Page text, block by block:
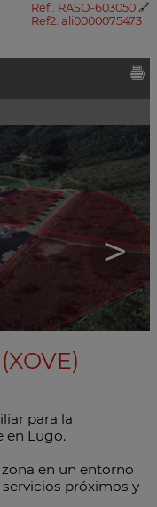
Ref.. RASO-603050 🔗
Ref2. ali0000075473
>
para la
en Lugo.
en un entorno
próximos y